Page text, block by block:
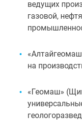
ведущих
газовой,
на
«Геомаш»